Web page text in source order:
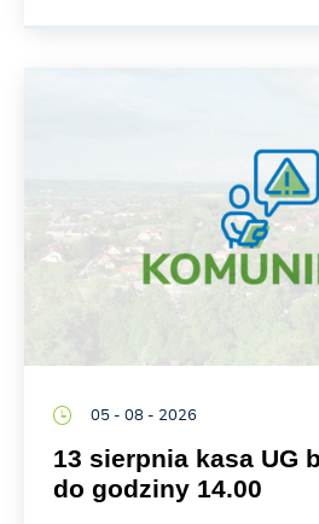
05 - 08 - 2026
13 sierpnia kasa UG
do godziny 14.00